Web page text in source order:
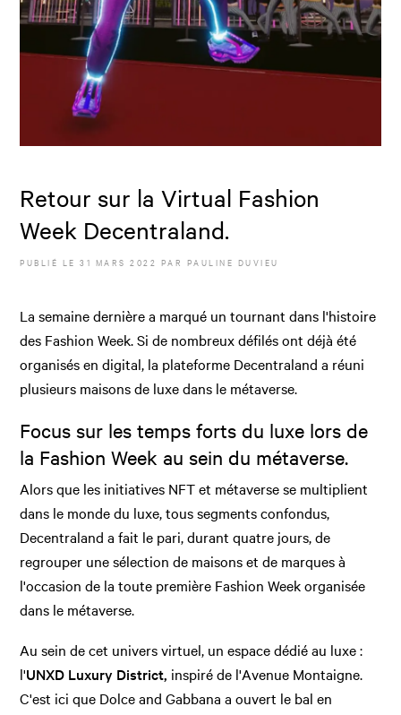
Retour sur la Virtual Fashion
Week Decentraland.
PUBLIÉ LE31 MARS 2022 PAR PAULINE DUVIEU
La semaine dernière a marqué un tournant dans l'histoire
des Fashion Week. Si de nombreux défilés ont déjà été
organisés en digital, la plateforme Decentraland a réuni
plusieurs maisons de luxe dans le métaverse.
Focus sur les temps forts du luxe lors de
la Fashion Week au sein du métaverse.
Alors que les initiatives NFT et métaverse se multiplient
dans le monde du luxe, tous segments confondus,
Decentraland a fait le pari, durant quatre jours, de
regrouper une sélection de maisons et de marques à
l'occasion de la toute première Fashion Week organisée
dans le métaverse.
Au sein de cet univers virtuel, un espace dédié au luxe :
l'UNXD Luxury District, inspiré de l'Avenue Montaigne.
C'est ici que Dolce and Gabbana a ouvert le bal en